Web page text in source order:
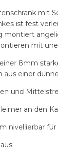
mit
ist fest
montiert
mit
8mm
aus einer
und
an den
nivellierbar